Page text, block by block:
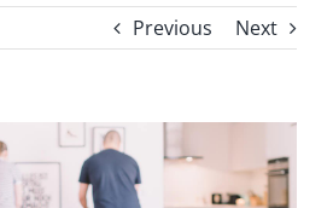
Previous Next